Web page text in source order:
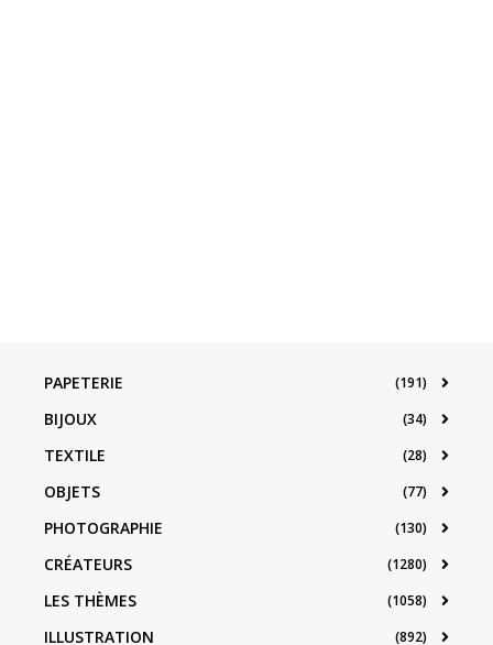
PAPETERIE (191)
BIJOUX (34)
TEXTILE (28)
OBJETS (77)
PHOTOGRAPHIE (130)
CRÉATEURS (1280)
LES THÈMES (1058)
ILLUSTRATION (892)